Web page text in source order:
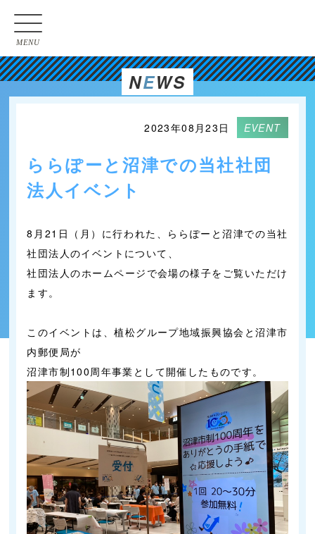
MENU
NEWS
2023年08月23日 EVENT
ららぽーと沼津での当社社団
法人イベント
8月21日（月）に行われた、ららぽーと沼津での当社
社団法人のイベントについて、
社団法人のホームページで会場の様子をご覧いただけ
ます。
このイベントは、植松グループ地域振興協会と沼津市
内郵便局が
沼津市制100周年事業として開催したものです。